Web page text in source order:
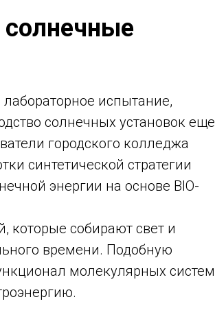
солнечные
испытание,
солнечных установок еще
городского колледжа
синтетической стратегии
энергии на основе BIO-
которые собирают свет и
времени. Подобную
молекулярных систем